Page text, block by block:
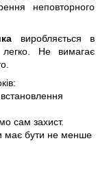
неповторного
виробляється в
легко. Не вимагає
сам захист.
має бути не менше